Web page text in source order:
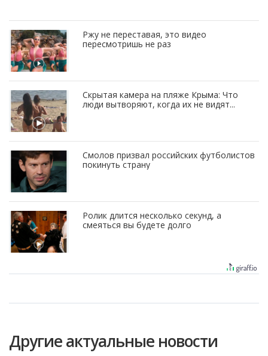
Ржу не переставая, это видео
пересмотришь не раз
Скрытая камера на пляже Крыма: Что
люди вытворяют, когда их не видят...
Смолов призвал российских футболистов
покинуть страну
Ролик длится несколько секунд, а
смеяться вы будете долго
Другие актуальные новости